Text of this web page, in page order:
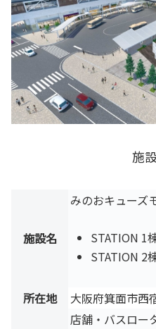
施
施設名
みのおキューズ
STATION 1
STATION 2
所在地 大阪府箕面市西
店舗・バスロー